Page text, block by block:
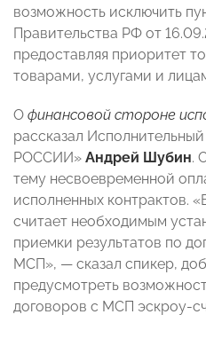
возможность исключить
Правительства РФ от
предоставляя приоритет
товарами, услугами и
О финансовой стороне
рассказал
РОССИИ» Андрей Шубин.
тему несвоевременной
исполненных контрактов.
считает необходимым
приемки результатов по
МСП», — сказал спикер,
предусмотреть
договоров с МСП эскроу-